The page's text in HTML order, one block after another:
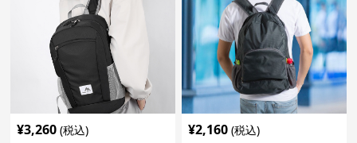
¥3,260 (税込) ¥2,160 (税込)